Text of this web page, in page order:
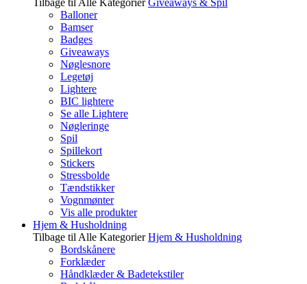
Tilbage til Alle Kategorier Giveaways & Spil
Balloner
Bamser
Badges
Giveaways
Nøglesnore
Legetøj
Lightere
BIC lightere
Se alle Lightere
Nøgleringe
Spil
Spillekort
Stickers
Stressbolde
Tændstikker
Vognmønter
Vis alle produkter
Hjem & Husholdning
Tilbage til Alle Kategorier Hjem & Husholdning
Bordskånere
Forklæder
Håndklæder & Badetekstiler